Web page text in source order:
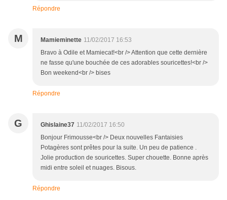
Répondre
M Mamieminette 11/02/2017 16:53
Bravo à Odile et Mamiecat!<br /> Attention que cette dernière
ne fasse qu'une bouchée de ces adorables souricettes!<br />
Bon weekend<br /> bises
Répondre
G Ghislaine37 11/02/2017 16:50
Bonjour Frimousse<br /> Deux nouvelles Fantaisies
Potagères sont prêtes pour la suite. Un peu de patience .
Jolie production de souricettes. Super chouette. Bonne après
midi entre soleil et nuages. Bisous.
Répondre